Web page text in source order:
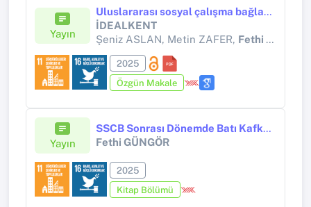
Yayın
Uluslararası sosyal çalışma bağlamında kentkırım
İDEALKENT
Şeniz ASLAN, Metin ZAFER, Fethi GÜNGÖR
2025
Özgün Makale
Yayın
SSCB Sonrası Dönemde Batı Kafkasya’da İslamiyet’in Yeniden Yükselişi
Fethi GÜNGÖR
2025
Kitap Bölümü